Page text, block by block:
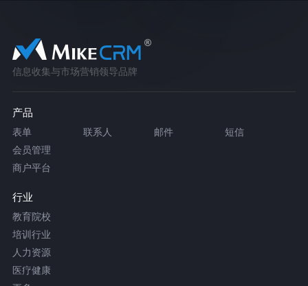
信息收集与市场营销领导品牌
产品
表单 联系人 邮件
短信
会员管理
商户平台
行业
教育院校
培训行业
人力资源
医疗健康